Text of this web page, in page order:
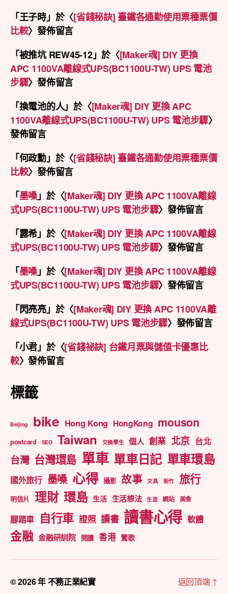
「王子時」於〈[省錢秘訣] 臺鐵各通勤使用票種票價
比較〉發佈留言
「被推坑 REW45-12」於〈[Maker魂] DIY 更換
APC 1100VA離線式UPS(BC1100U-TW) UPS 電池
步驟〉發佈留言
「換電池的人」於〈[Maker魂] DIY 更換 APC
1100VA離線式UPS(BC1100U-TW) UPS 電池步驟〉
發佈留言
「何政勳」於〈[省錢秘訣] 臺鐵各通勤使用票種票價
比較〉發佈留言
「墨嗓」於〈[Maker魂] DIY 更換 APC 1100VA離線
式UPS(BC1100U-TW) UPS 電池步驟〉發佈留言
「露希」於〈[Maker魂] DIY 更換 APC 1100VA離線
式UPS(BC1100U-TW) UPS 電池步驟〉發佈留言
「墨嗓」於〈[Maker魂] DIY 更換 APC 1100VA離線
式UPS(BC1100U-TW) UPS 電池步驟〉發佈留言
「閃亮亮」於〈[Maker魂] DIY 更換 APC 1100VA離
線式UPS(BC1100U-TW) UPS 電池步驟〉發佈留言
「小君」於〈[省錢祕訣] 台鐵月票與儲值卡優惠比
較〉發佈留言
標籤
Beijing bike Hong Kong HongKong mouson
postcard SEO Taiwan 交換學生 個人 創業 北京 台北
台灣 台灣環島 單車 單車日記 單車環島
國外旅行 墨嗓 心得 攝影 故事 文具 新竹 旅行
明信片 理財 環島 生活 生活想法 生涯 網站 美食
腳踏車 自行車 證照 讀書 讀書心得 軟體
金融 金融研訓院 閱讀 香港 鶯歌
© 2026 年不務正業紀實 返回頂端 ↑